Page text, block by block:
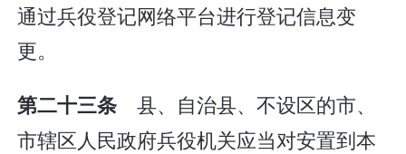
通过兵役登记网络平台进行登记信息变
更。
第二十三条 县、自治县、不设区的市、
市辖区人民政府兵役机关应当对安置到本